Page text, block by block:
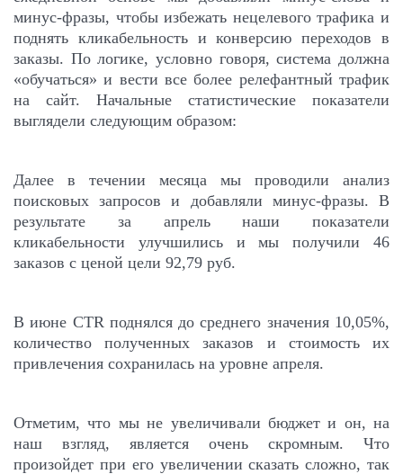
минус-фразы, чтобы избежать нецелевого трафика и
поднять кликабельность и конверсию переходов в
заказы. По логике, условно говоря, система должна
«обучаться» и вести все более релефантный трафик
на сайт. Начальные статистические показатели
выглядели следующим образом:
Далее в течении месяца мы проводили анализ
поисковых запросов и добавляли минус-фразы. В
результате за апрель наши показатели
кликабельности улучшились и мы получили 46
заказов с ценой цели 92,79 руб.
В июне CTR поднялся до среднего значения 10,05%,
количество полученных заказов и стоимость их
привлечения сохранилась на уровне апреля.
Отметим, что мы не увеличивали бюджет и он, на
наш взгляд, является очень скромным. Что
произойдет при его увеличении сказать сложно, так